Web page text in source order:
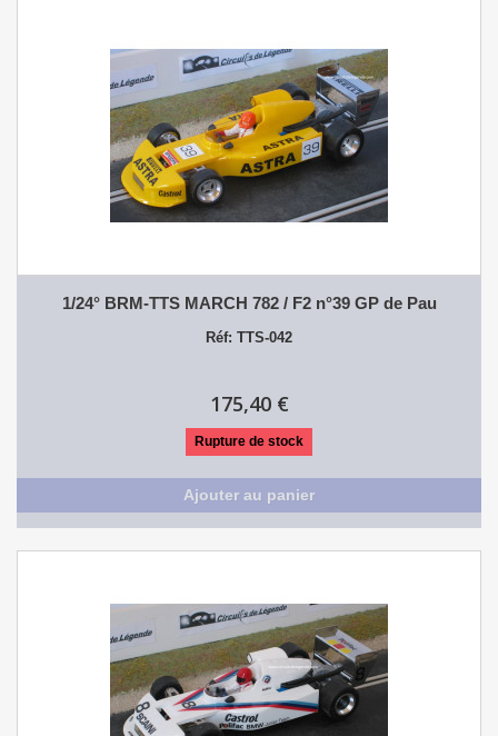
1/24° BRM-TTS MARCH 782 / F2 n°39 GP de Pau
Réf: TTS-042
175,40 €
Rupture de stock
Ajouter au panier